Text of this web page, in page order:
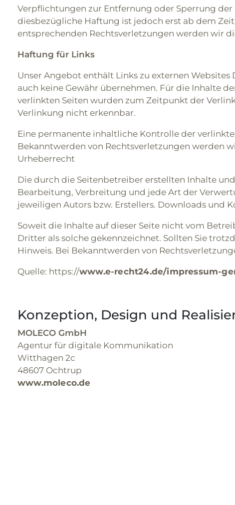
Verpflichtungen zur Entfernung oder Sperrung
diesbezügliche Haftung ist jedoch erst ab dem
entsprechenden Rechtsverletzungen werden wir
Haftung für Links
Unser Angebot enthält Links zu externen
auch keine Gewähr übernehmen. Für die Inhalte
verlinkten Seiten wurden zum Zeitpunkt der
Verlinkung nicht erkennbar.
Eine permanente inhaltliche Kontrolle der
Bekanntwerden von Rechtsverletzungen werden
Urheberrecht
Die durch die Seitenbetreiber erstellten Inhalte
Bearbeitung, Verbreitung und jede Art der
jeweiligen Autors bzw. Erstellers. Downloads und
Soweit die Inhalte auf dieser Seite nicht vom
Dritter als solche gekennzeichnet. Sollten Sie
Hinweis. Bei Bekanntwerden von
Quelle: https://www.e-recht24.de/impressum-
Konzeption, Design und
MOLECO GmbH
Agentur für digitale Kommunikation
Witthagen 2c
48607 Ochtrup
www.moleco.de